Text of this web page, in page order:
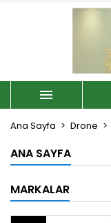

Ana Sayfa Drone
ANA SAYFA
MARKALAR